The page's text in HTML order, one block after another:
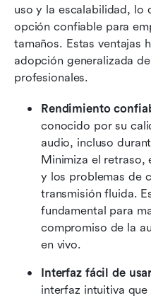
uso y la escalabilidad, lo
opción confiable para
tamaños. Estas ventajas
adopción generalizada
profesionales.
Rendimiento
conocido por su
audio, incluso
Minimiza el retraso,
y los problemas de
transmisión fluida.
fundamental para
compromiso de la
en vivo.
Interfaz fácil de
interfaz intuitiva